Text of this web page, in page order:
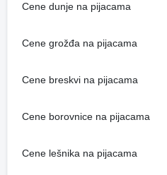
Cene dunje na pijacama
Cene grožđa na pijacama
Cene breskvi na pijacama
Cene borovnice na pijacama
Cene lešnika na pijacama